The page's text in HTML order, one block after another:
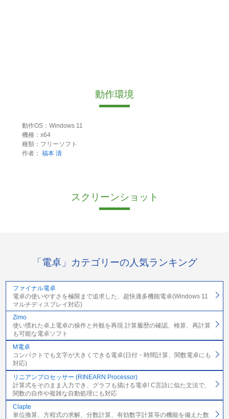
動作環境
動作OS：Windows 11
機種：x64
種類：フリーソフト
作者： 福本 清
スクリーンショット
「電卓」カテゴリーの人気ランキング
ファイナル電卓
電卓の使いやすさを極限まで追求した、超快適多機能電卓(Windows 11
マルチディスプレイ対応)
Zimo
使い慣れた卓上電卓の操作と外観を再現 計算履歴の確認、検算、再計算
も可能な電卓ソフト
M電卓
コンパクトでも文字が大きくできる電卓(日付・時間計算、関数電卓にも
対応)
リニアンプロセッサー (RINEARN Processor)
計算式をそのまま入力でき、グラフも描ける電卓! C言語に似た文法で、
関数の自作や複雑な自動処理にも対応
Clapte
単位換算、方程式の求解、分数計算、有効数字計算等の機能を備えた数